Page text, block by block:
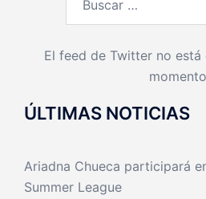
El feed de Twitter no
ÚLTIMAS NOTICIAS
Ariadna Chueca participará
Summer League